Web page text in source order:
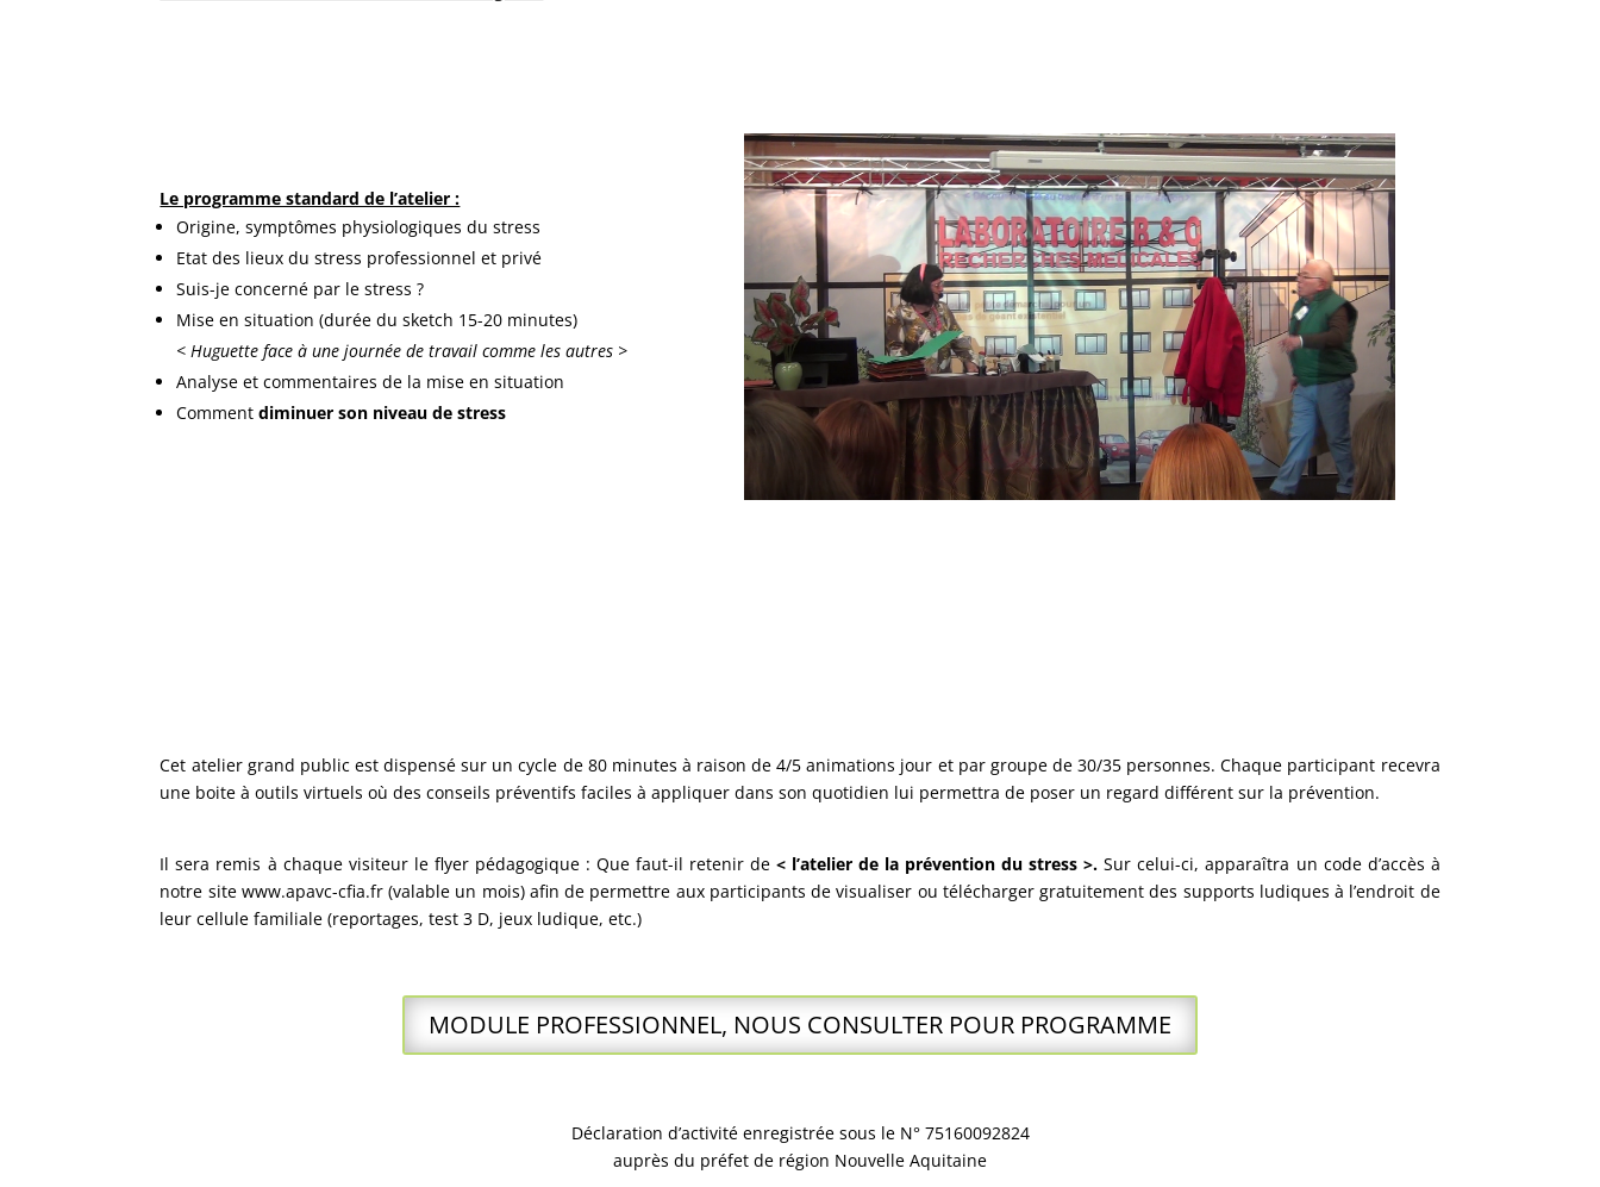
Le programme standard de l’atelier :
Origine, symptômes physiologiques du stress
Etat des lieux du stress professionnel et privé
Suis-je concerné par le stress ?
Mise en situation (durée du sketch 15-20 minutes)
< Huguette face à une journée de travail comme les autres >
Analyse et commentaires de la mise en situation
Comment diminuer son niveau de stress
Cet atelier grand public est dispensé sur un cycle de 80 minutes à raison de 4/5 animations jour et par groupe de 30/35 personnes. Chaque participant recevra
une boite à outils virtuels où des conseils préventifs faciles à appliquer dans son quotidien lui permettra de poser un regard différent sur la prévention.
Il sera remis à chaque visiteur le flyer pédagogique : Que faut-il retenir de < l’atelier de la prévention du stress >. Sur celui-ci, apparaîtra un code d’accès à
notre site www.apavc-cfia.fr (valable un mois) afin de permettre aux participants de visualiser ou télécharger gratuitement des supports ludiques à l’endroit de
leur cellule familiale (reportages, test 3 D, jeux ludique, etc.)
MODULE PROFESSIONNEL, NOUS CONSULTER POUR PROGRAMME
Déclaration d’activité enregistrée sous le N° 75160092824
auprès du préfet de région Nouvelle Aquitaine